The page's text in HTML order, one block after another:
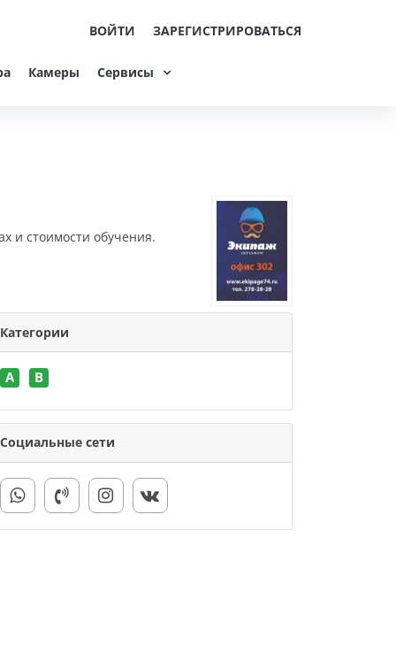
ВОЙТИ ЗАРЕГИСТРИРОВАТЬСЯ
Камеры Сервисы
и стоимости обучения.
Категории
A B
Социальные сети